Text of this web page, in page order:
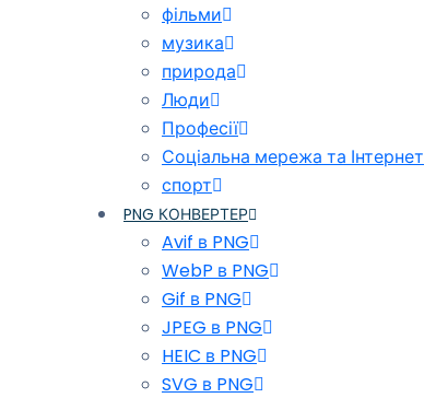
фільми
музика
природа
Люди
Професії
Соціальна мережа та Інтернет
спорт
PNG КОНВЕРТЕР
Avif в PNG
WebP в PNG
Gif в PNG
JPEG в PNG
HEIC в PNG
SVG в PNG